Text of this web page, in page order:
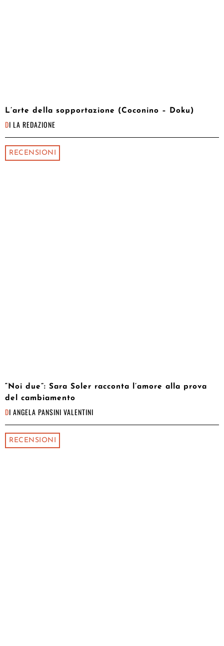
L’arte della sopportazione (Coconino – Doku)
DI LA REDAZIONE
RECENSIONI
“Noi due”: Sara Soler racconta l’amore alla prova
del cambiamento
DI ANGELA PANSINI VALENTINI
RECENSIONI